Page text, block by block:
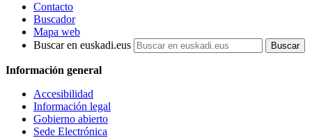
Contacto
Buscador
Mapa web
Buscar en euskadi.eus
Información general
Accesibilidad
Información legal
Gobierno abierto
Sede Electrónica